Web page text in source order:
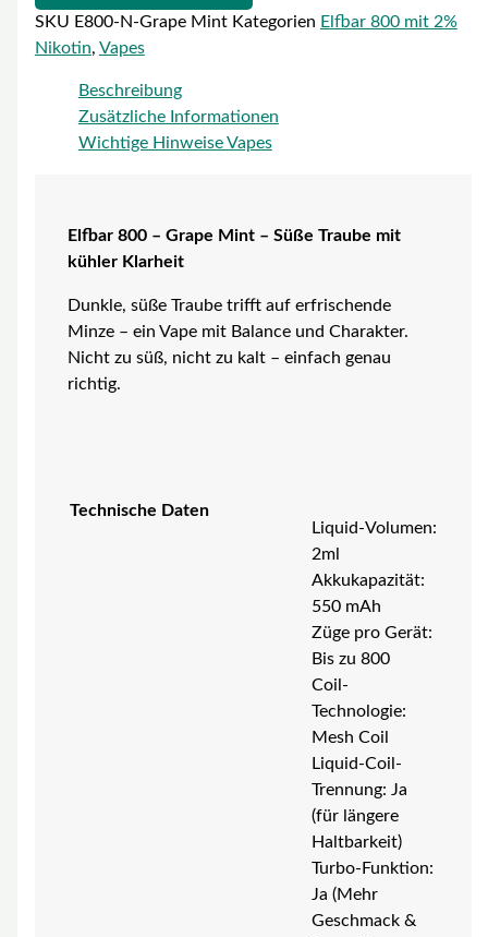
SKU E800-N-Grape Mint Kategorien Elfbar 800 mit 2%
Nikotin, Vapes
Beschreibung
Zusätzliche Informationen
Wichtige Hinweise Vapes
Elfbar 800 – Grape Mint – Süße Traube mit
kühler Klarheit
Dunkle, süße Traube trifft auf erfrischende
Minze – ein Vape mit Balance und Charakter.
Nicht zu süß, nicht zu kalt – einfach genau
richtig.
Technische Daten
Liquid-Volumen:
2ml
Akkukapazität:
550 mAh
Züge pro Gerät:
Bis zu 800
Coil-
Technologie:
Mesh Coil
Liquid-Coil-
Trennung: Ja
(für längere
Haltbarkeit)
Turbo-Funktion:
Ja (Mehr
Geschmack &